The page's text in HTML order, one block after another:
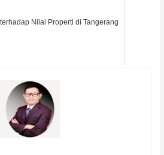
Nilai Properti di Tangerang